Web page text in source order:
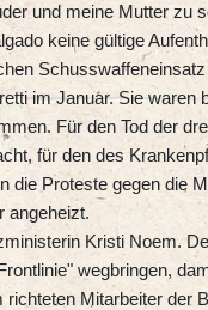
und meine Mutter zu
keine gültige
im Januar. Sie waren
Für den Tod der
für den des
die Proteste gegen die
angeheizt.
Kristi Noem.
wegbringen,
Mitarbeiter der